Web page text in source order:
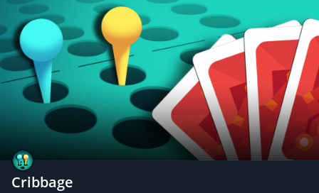
Cribbage